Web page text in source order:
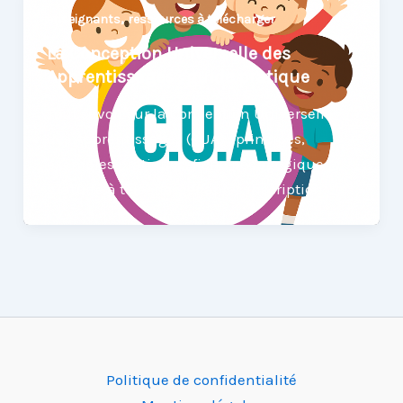
enseignants,ressources à télécharger
La Conception Universelle des
Apprentissages : guide pratique
Tout savoir sur la Conception Universelle
des Apprentissages (CUA) : principes,
exemples pratiques, fiche pédagogique
gratuite à télécharger après inscription.
Politique de confidentialité